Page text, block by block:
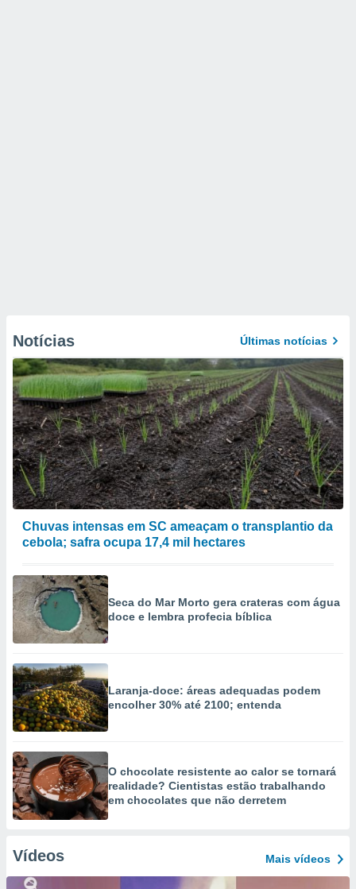
Notícias Últimas notícias
Chuvas intensas em SC ameaçam o transplantio da
cebola; safra ocupa 17,4 mil hectares
Seca do Mar Morto gera crateras com água
doce e lembra profecia bíblica
Laranja-doce: áreas adequadas podem
encolher 30% até 2100; entenda
O chocolate resistente ao calor se tornará
realidade? Cientistas estão trabalhando
em chocolates que não derretem
Vídeos Mais vídeos